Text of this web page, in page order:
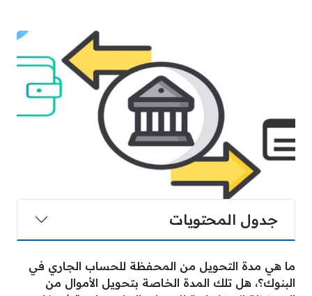
جدول المحتويات
ما هي مدة التحويل من المحفظة للحساب الجاري في
البنوك؟، هل تلك المدة الخاصة بتحويل الأموال من